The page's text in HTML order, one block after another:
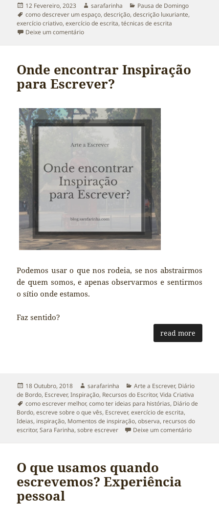
Publicado
a
12 Fevereiro, 2023 Autor
sarafarinha Categorias
Pausa de Domingo
Etiquetas
como descrever um espaço,descrição,descrição luxuriante,
exercício criativo,exercício de escrita,técnicas de escrita
Deixe um comentáriosobre Uma Descrição Luxuriante
Onde encontrar Inspiração
para Escrever?
Podemos usar o que nos rodeia, se nos abstrairmos
de quem somos, e apenas observarmos e sentirmos
o sítio onde estamos.
Faz sentido?
read more
Publicado
a
18 Outubro, 2018 Autor
sarafarinha Categorias
Arte a Escrever, Diário
de Bordo, Escrever,Inspiração, Recursos do Escritor,Vida Criativa
Etiquetas
como escrever melhor,como ter ideias para histórias, Diário de
Bordo,escreve sobre o que vês, Escrever,exercício de escrita,
Ideias, inspiração, Momentos de inspiração,observa, recursos do
escritor,Sara Farinha,sobre escrever Deixe um comentáriosobre
O que usamos quando
escrevemos? Experiência
pessoal